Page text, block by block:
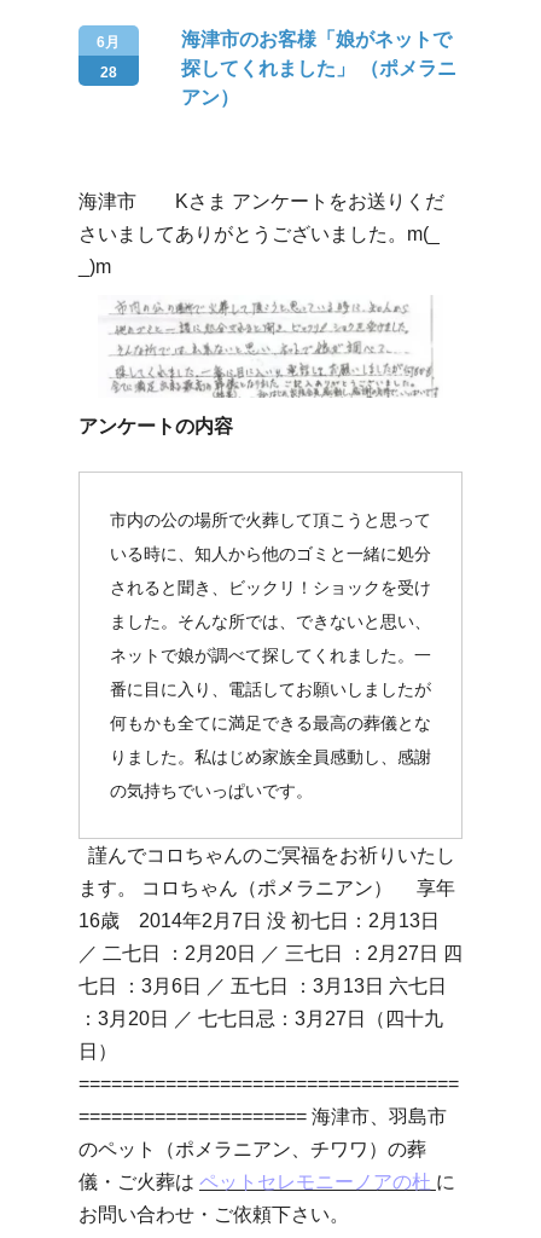
6月
28
海津市のお客様「娘がネットで
探してくれました」 （ポメラニ
アン）
海津市 Kさま アンケートをお送りくだ
さいましてありがとうございました。m(_
_)m
アンケートの内容
市内の公の場所で火葬して頂こうと思って
いる時に、知人から他のゴミと一緒に処分
されると聞き、ビックリ！ショックを受け
ました。そんな所では、できないと思い、
ネットで娘が調べて探してくれました。一
番に目に入り、電話してお願いしましたが
何もかも全てに満足できる最高の葬儀とな
りました。私はじめ家族全員感動し、感謝
の気持ちでいっぱいです。
謹んでコロちゃんのご冥福をお祈りいたし
ます。 コロちゃん（ポメラニアン） 享年
16歳 2014年2月7日 没 初七日：2月13日
／ 二七日 ：2月20日 ／ 三七日 ：2月27日 四
七日 ：3月6日 ／ 五七日 ：3月13日 六七日
：3月20日 ／ 七七日忌：3月27日（四十九
日）
===================================
===================== 海津市、羽島市
のペット（ポメラニアン、チワワ）の葬
儀・ご火葬は ペットセレモニーノアの杜 に
お問い合わせ・ご依頼下さい。